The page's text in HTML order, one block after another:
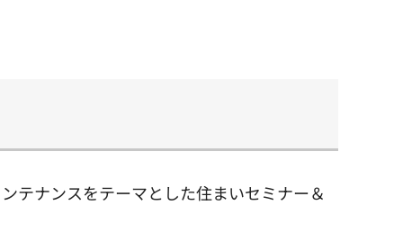
テナンスをテーマとした住まいセミナー＆